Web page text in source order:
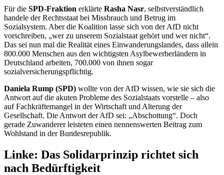
Für die SPD-Fraktion erklärte Rasha Nasr, selbstverständlich
handele der Rechtsstaat bei Missbrauch und Betrug im
Sozialsystem. Aber die Koalition lasse sich von der AfD nicht
vorschreiben, „wer zu unserem Sozialstaat gehört und wer nicht“.
Das sei nun mal die Realität eines Einwanderungslandes, dass allein
800.000 Menschen aus den wichtigsten Asylbewerberländern in
Deutschland arbeiten, 700.000 von ihnen sogar
sozialversicherungspflichtig.
Daniela Rump (SPD) wollte von der AfD wissen, wie sie sich die
Antwort auf die akuten Probleme des Sozialstaats vorstelle – also
auf Fachkräftemangel in der Wirtschaft und Alterung der
Gesellschaft. Die Antwort der AfD sei: „Abschottung“. Doch
gerade Zuwanderer leisteten einen nennenswerten Beitrag zum
Wohlstand in der Bundesrepublik.
Linke: Das Solidarprinzip richtet sich
nach Bedürftigkeit